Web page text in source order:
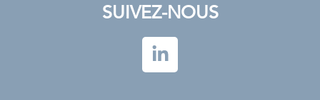
SUIVEZ-NOUS